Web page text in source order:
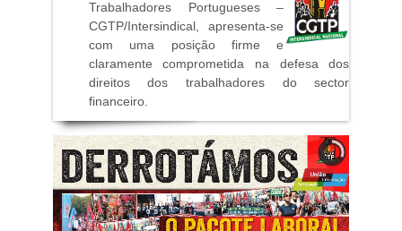
Trabalhadores Portugueses –
CGTP/Intersindical, apresenta-se
com uma posição firme e
claramente comprometida na defesa dos
direitos dos trabalhadores do sector
financeiro.